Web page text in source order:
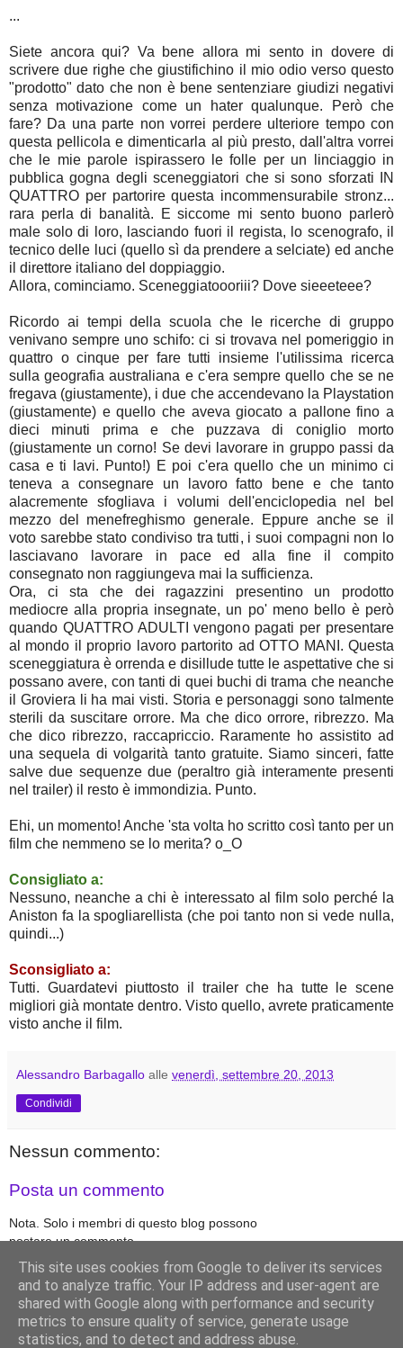
...
Siete ancora qui? Va bene allora mi sento in dovere di
scrivere due righe che giustifichino il mio odio verso questo
"prodotto" dato che non è bene sentenziare giudizi negativi
senza motivazione come un hater qualunque. Però che
fare? Da una parte non vorrei perdere ulteriore tempo con
questa pellicola e dimenticarla al più presto, dall'altra vorrei
che le mie parole ispirassero le folle per un linciaggio in
pubblica gogna degli sceneggiatori che si sono sforzati IN
QUATTRO per partorire questa incommensurabile stronz...
rara perla di banalità. E siccome mi sento buono parlerò
male solo di loro, lasciando fuori il regista, lo scenografo, il
tecnico delle luci (quello sì da prendere a selciate) ed anche
il direttore italiano del doppiaggio.
Allora, cominciamo. Sceneggiatoooriii? Dove sieeeteee?
Ricordo ai tempi della scuola che le ricerche di gruppo
venivano sempre uno schifo: ci si trovava nel pomeriggio in
quattro o cinque per fare tutti insieme l'utilissima ricerca
sulla geografia australiana e c'era sempre quello che se ne
fregava (giustamente), i due che accendevano la Playstation
(giustamente) e quello che aveva giocato a pallone fino a
dieci minuti prima e che puzzava di coniglio morto
(giustamente un corno! Se devi lavorare in gruppo passi da
casa e ti lavi. Punto!) E poi c'era quello che un minimo ci
teneva a consegnare un lavoro fatto bene e che tanto
alacremente sfogliava i volumi dell'enciclopedia nel bel
mezzo del menefreghismo generale. Eppure anche se il
voto sarebbe stato condiviso tra tutti, i suoi compagni non lo
lasciavano lavorare in pace ed alla fine il compito
consegnato non raggiungeva mai la sufficienza.
Ora, ci sta che dei ragazzini presentino un prodotto
mediocre alla propria insegnate, un po' meno bello è però
quando QUATTRO ADULTI vengono pagati per presentare
al mondo il proprio lavoro partorito ad OTTO MANI. Questa
sceneggiatura è orrenda e disillude tutte le aspettative che si
possano avere, con tanti di quei buchi di trama che neanche
il Groviera li ha mai visti. Storia e personaggi sono talmente
sterili da suscitare orrore. Ma che dico orrore, ribrezzo. Ma
che dico ribrezzo, raccapriccio. Raramente ho assistito ad
una sequela di volgarità tanto gratuite. Siamo sinceri, fatte
salve due sequenze due (peraltro già interamente presenti
nel trailer) il resto è immondizia. Punto.
Ehi, un momento! Anche 'sta volta ho scritto così tanto per un
film che nemmeno se lo merita? o_O
Consigliato a:
Nessuno, neanche a chi è interessato al film solo perché la
Aniston fa la spogliarellista (che poi tanto non si vede nulla,
quindi...)
Sconsigliato a:
Tutti. Guardatevi piuttosto il trailer che ha tutte le scene
migliori già montate dentro. Visto quello, avrete praticamente
visto anche il film.
Alessandro Barbagallo alle venerdì, settembre 20, 2013
Condividi
Nessun commento:
Posta un commento
Nota. Solo i membri di questo blog possono
postare un commento.
‹ ›
Home page
Visualizza versione web
This site uses cookies from Google to deliver its services
and to analyze traffic. Your IP address and user-agent are
shared with Google along with performance and security
metrics to ensure quality of service, generate usage
statistics, and to detect and address abuse.